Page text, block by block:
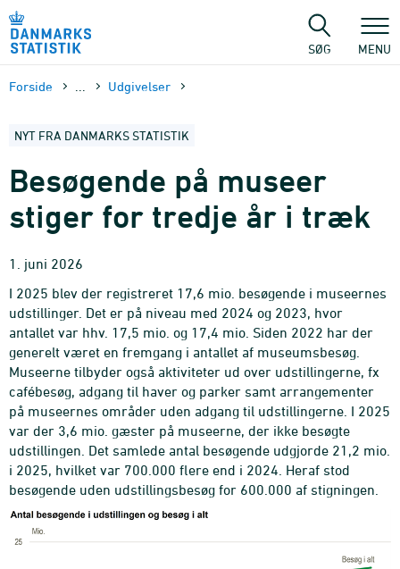
sidens
SØG MENU
Forside Udgivelser
NYT FRA DANMARKS STATISTIK
Besøgende på museer
stiger for tredje år i træk
1. juni 2026
I 2025 blev der registreret 17,6 mio. besøgende i museernes
udstillinger. Det er på niveau med 2024 og 2023, hvor
antallet var hhv. 17,5 mio. og 17,4 mio. Siden 2022 har der
generelt været en fremgang i antallet af museumsbesøg.
Museerne tilbyder også aktiviteter ud over udstillingerne, fx
cafébesøg, adgang til haver og parker samt arrangementer
på museernes områder uden adgang til udstillingerne. I 2025
var der 3,6 mio. gæster på museerne, der ikke besøgte
udstillingen. Det samlede antal besøgende udgjorde 21,2 mio.
i 2025, hvilket var 700.000 flere end i 2024. Heraf stod
besøgende uden udstillingsbesøg for 600.000 af stigningen.